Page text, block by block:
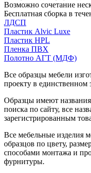
Возможно сочетание
Бесплатная сборка в
ЛДСП
Пластик Alvic Luxe
Пластик HPL
Пленка ПВХ
Полотно АГТ (МДФ)
Все образцы мебели
проекту в единственном
Образцы имеют
поиска по сайту, все
зарегистрированным
Все мебельные изделия
образцов по цвету,
способами монтажа и
фурнитуры.